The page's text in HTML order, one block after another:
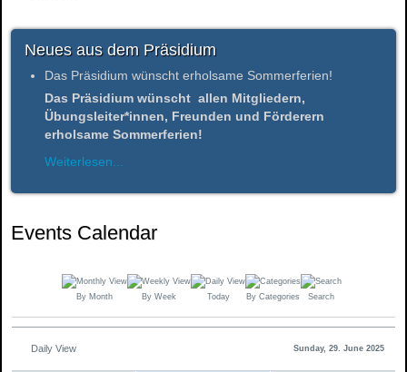
Neues aus dem Präsidium
Das Präsidium wünscht erholsame Sommerferien!
Das Präsidium wünscht allen Mitgliedern,
Übungsleiter*innen, Freunden und Förderern
erholsame Sommerferien!
Weiterlesen...
Events Calendar
By Month By Week Today By Categories Search
Daily View Sunday, 29. June 2025